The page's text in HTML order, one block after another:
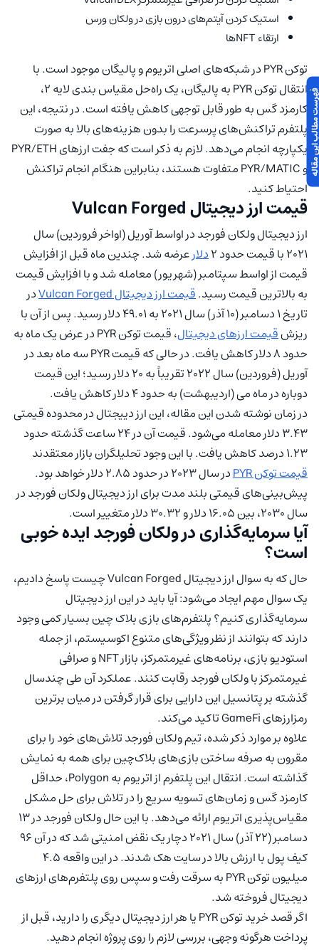
استیک کردن آیتم‌های درون بازی در ولکان ورس
ارتقاء NFTها
توکن PYR در شبکه‌های اصلی اتریوم و پالیگان موجود است. با
انتقال توکن PYR به پالیگان، یک راه‌حل مقیاس بندی لایه 2،
کارمزد گس به طور قابل توجهی کاهش یافته است. در نتیجه، این
پلتفرم تراکنش‌های پرسرعت را بدون هزینه‌های بالا به صورت
یکپارچه انجام می‌دهد. لازم به ذکر است که جفت ارزهای PYR/ETH
و PYR/MATIC متفاوت هستند، بنابراین هنگام انجام تراکنش
احتیاط کنید.
قیمت ارز دیجیتال Vulcan Forged
ارز دیجیتال ولکان فورجد در اواسط آوریل (اواخر فروردین) سال
2021 با قیمت حدود 2
دلارعرضه شد. چندین ماه قبل از افزایش
قیمت از اواسط سپتامبر (شهریور) معامله شد و با افزایش قیمت
به بالاترین قیمت رسید.قیمت ارز دیجیتال Vulcan Forged
در
تاریخ 1 دسامبر (10 آذر) سال 2021 به 49.01 دلار رسید. پس از آن با
ریزشقیمت ارزهای دیجیتال
، قیمت توکن PYR در عرض یک ماه به
حدود 8 دلار کاهش یافت. در حالی که قیمت PYR سه ماه بعد در
آوریل (فروردین) سال 2022 تقریباً به 20 دلار رسید؛ این قیمت
دوباره در ماه می (اردیبهشت) به حدود 4 دلار کاهش یافت.
در زمان نوشته شدن این مقاله، این ارز دییجتال در محدوده قیمتی
3.43 دلار معامله می‌شود. قیمت آن در 24 ساعت گذشته حدود
1.23 درصد کاهش یافت. با این وجود تحلیلگران بازار معتقدند
قیمت توکن PYR
در سال 2023 در حدود 2.85 دلار خواهد بود.
پیش‌بینی‌های قیمتی بلند مدت برای ارز دیجیتال ولکان فورجد در
سال 2030، بین 16.05 دلار و 30.32 دلار متغییر است.
آیا سرمایه‌گذاری در ولکان فورجد ایده خوبی
است؟
حال که به سوال ارز دیجیتال Vulcan Forged چیست پاسخ دادیم،
یک سوال مهم ایجاد می‌شود: آیا باید در این ارز دیجیتال
سرمایه‌گذاری کنیم؟ پلتفرم‌های بازی بلاک چین بسیار کمی وجود
دارند که بتوانند از نظر ویژگی‌های متنوع اکوسیستم، از جمله
استودیو بازی، برنامه‌های غیرمتمرکز، بازار NFT و صرافی
غیرمتمرکز با ولکان فورجد رقابت کنند. عملکرد آن طی چندسال
گذشته بر پتانسیل این دارایی برای قرار گرفتن در میان برترین
رمزارزهای GameFi تاکید می‌کند.
علاوه بر موارد ذکر شده، تیم ولکان فورجد تلاش‌های خود را برای
مقرون‌ به ‌صرفه ساختن بازی‌های بلاک‌چین برای همه به نمایش
گذاشته است. انتقال این پلتفرم از اتریوم به Polygon، حداقل
کارمزد گس و زمان‌های تسویه سریع را در تلاش برای حل مشکل
مقیاس‌پذیری اتریوم ارائه می‌دهد. با این حال ولکان فورجد در 13
دسامبر (22 آذر) سال 2021 دچار یک نقض امنیتی شد که در آن 96
کیف پول با ارزش بالا در سایت هک شدند. در این واقعه 4.5
میلیون توکن PYR به سرقت رفت و سپس روی پلتفرم‌های ارزهای
دیجیتال فروخته شد.
اگر قصد خرید توکن PYR یا هر ارز دیجیتال دیگری را دارید، قبل از
پرداخت هرگونه وجهی، بررسی لازم را روی پروژه انجام دهید.
مقاله